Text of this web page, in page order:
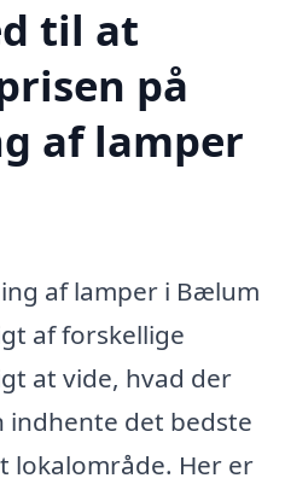
til at
på
af lamper
af lamper i Bælum
af forskellige
at vide, hvad der
indhente det bedste
lokalområde. Her er